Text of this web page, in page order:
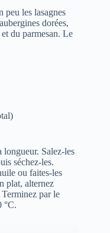
peu les lasagnes
dorées,
du parmesan. Le
longueur. Salez-les
séchez-les.
ou faites-les
plat, alternez
par le
°C.